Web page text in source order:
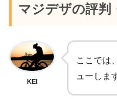
マジデザの評判
KEI
ここでは
ューしま